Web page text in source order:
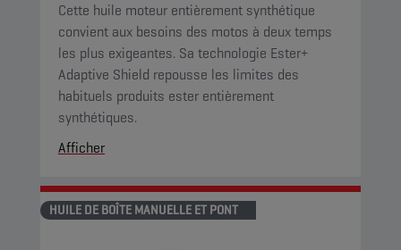
Cette huile moteur entièrement synthétique
convient aux besoins des motos à deux temps
les plus exigeantes. Sa technologie Ester+
Adaptive Shield repousse les limites des
habituels produits ester entièrement
synthétiques.
Afficher
HUILE DE BOÎTE MANUELLE ET PONT